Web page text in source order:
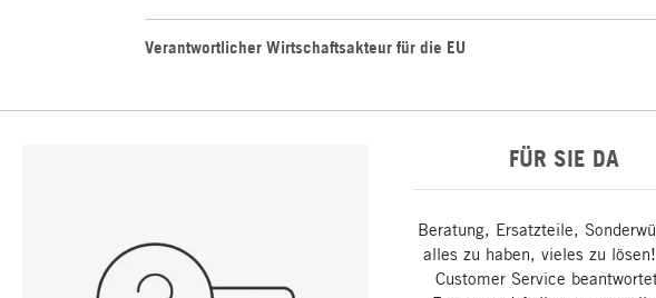
Verantwortlicher Wirtschaftsakteur für die EU
FÜR SIE DA
Beratung, Ersatzteile,
alles zu haben, vieles zu
Customer Service